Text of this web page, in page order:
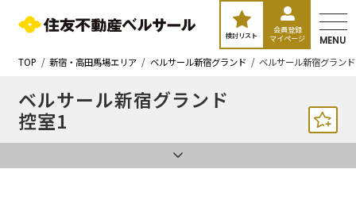
検討リスト
会員登録
マイページ
MENU
TOP
新宿・高田馬場エリア ベルサール新宿グランド ベルサール新宿グラン
ベルサール新宿グランド
控室1